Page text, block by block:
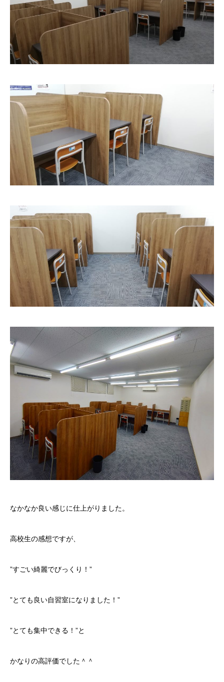
なかなか良い感じに仕上がりました。
高校生の感想ですが、
”すごい綺麗でびっくり！”
”とても良い自習室になりました！”
”とても集中できる！”と
かなりの高評価でした＾＾